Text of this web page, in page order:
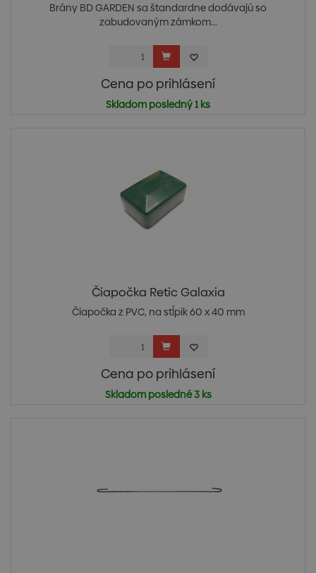
Brány BD GARDEN sa štandardne dodávajú so
zabudovaným zámkom...
Cena po prihlásení
Skladom posledný 1 ks
Čiapočka Retic Galaxia
Čiapočka z PVC, na stĺpik 60 x 40 mm
Cena po prihlásení
Skladom posledné 3 ks